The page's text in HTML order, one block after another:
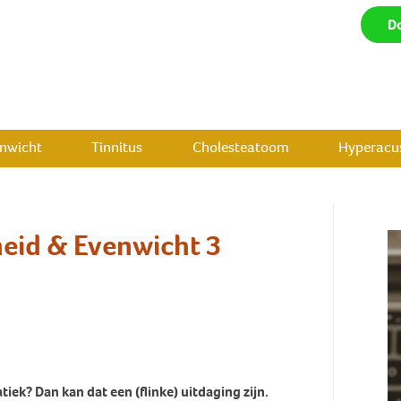
Tinnitus Cholesteatoom
& Evenwicht 3
Dan kan dat een (flinke) uitdaging zijn.